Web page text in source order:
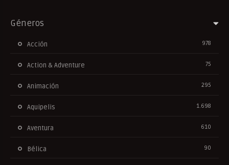
Géneros
Acción 978
Action & Adventure 75
Animación 295
Aquipelis 1.698
Aventura 610
Bélica 90